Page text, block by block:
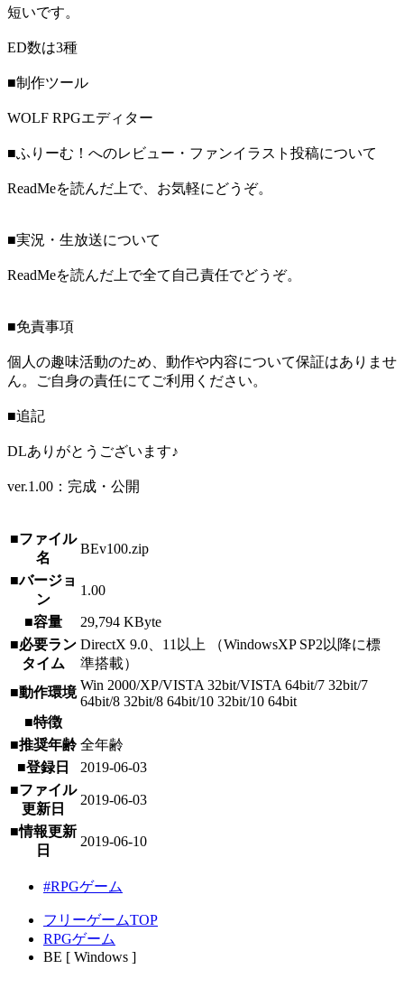
短いです。
ED数は3種
■制作ツール
WOLF RPGエディター
■ふりーむ！へのレビュー・ファンイラスト投稿について
ReadMeを読んだ上で、お気軽にどうぞ。
■実況・生放送について
ReadMeを読んだ上で全て自己責任でどうぞ。
■免責事項
個人の趣味活動のため、動作や内容について保証はありませ
ん。ご自身の責任にてご利用ください。
■追記
DLありがとうございます♪
ver.1.00：完成・公開
■ファイル
名
BEv100.zip
■バージョ
ン
1.00
■容量
29,794 KByte
■必要ラン
タイム
DirectX 9.0、11以上 （WindowsXP SP2以降に標
準搭載）
■動作環境 Win 2000/XP/VISTA 32bit/VISTA 64bit/7 32bit/7
64bit/8 32bit/8 64bit/10 32bit/10 64bit
■特徴
■推奨年齢 全年齢
■登録日
2019-06-03
■ファイル
更新日
2019-06-03
■情報更新
日
2019-06-10
#RPGゲーム
フリーゲームTOP
RPGゲーム
BE [ Windows ]